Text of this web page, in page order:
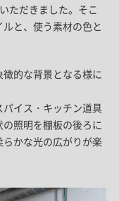
ただきました。そこ
と、使う素材の色と
的な背景となる様に
イス・キッチン道具
照明を棚板の後ろに
かな光の広がりが楽